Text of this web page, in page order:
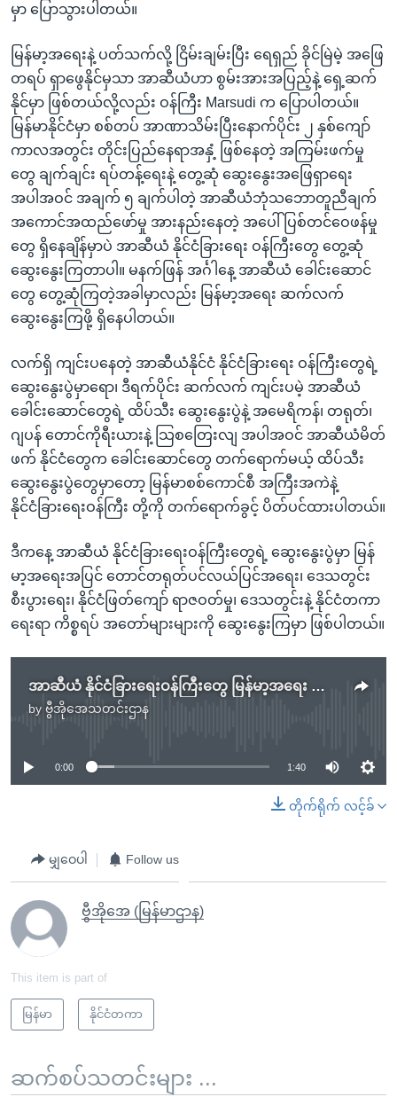
မှာ ပြောသွားပါတယ်။
မြန်မာ့အရေးနဲ့ ပတ်သက်လို့ ငြိမ်းချမ်းပြီး ရေရှည် ခိုင်မြဲမဲ့ အဖြေ
တရပ် ရှာဖွေနိုင်မှသာ အာဆီယံဟာ စွမ်းအားအပြည့်နဲ့ ရှေ့ဆက်
နိုင်မှာ ဖြစ်တယ်လို့လည်း ဝန်ကြီး Marsudi က ပြောပါတယ်။
မြန်မာနိုင်ငံမှာ စစ်တပ် အာဏာသိမ်းပြီးနောက်ပိုင်း ၂ နှစ်ကျော်
ကာလအတွင်း တိုင်းပြည်နေရာအနှံ့ ဖြစ်နေတဲ့ အကြမ်းဖက်မှု
တွေ ချက်ချင်း ရပ်တန့်ရေးနဲ့ တွေ့ဆုံ ဆွေးနွေးအဖြေရှာရေး
အပါအဝင် အချက် ၅ ချက်ပါတဲ့ အာဆီယံဘုံသဘောတူညီချက်
အကောင်အထည်ဖော်မှု အားနည်းနေတဲ့ အပေါ် ပြစ်တင်ဝေဖန်မှု
တွေ ရှိနေချိန်မှာပဲ အာဆီယံ နိုင်ငံခြားရေး ဝန်ကြီးတွေ တွေ့ဆုံ
ဆွေးနွေးကြတာပါ။ မနက်ဖြန် အင်္ဂါနေ့ အာဆီယံ ခေါင်းဆောင်
တွေ တွေ့ဆုံကြတဲ့အခါမှာလည်း မြန်မာ့အရေး ဆက်လက်
ဆွေးနွေးကြဖို့ ရှိနေပါတယ်။
လက်ရှိ ကျင်းပနေတဲ့ အာဆီယံနိုင်ငံ နိုင်ငံခြားရေး ဝန်ကြီးတွေရဲ့
ဆွေးနွေးပွဲမှာရော၊ ဒီရက်ပိုင်း ဆက်လက် ကျင်းပမဲ့ အာဆီယံ
ခေါင်းဆောင်တွေရဲ့ ထိပ်သီး ဆွေးနွေးပွဲနဲ့ အမေရိကန်၊ တရုတ်၊
ဂျပန် တောင်ကိုရီးယားနဲ့ သြစတြေးလျ အပါအဝင် အာဆီယံမိတ်
ဖက် နိုင်ငံတွေက ခေါင်းဆောင်တွေ တက်ရောက်မယ့် ထိပ်သီး
ဆွေးနွေးပွဲတွေမှာတော့ မြန်မာစစ်ကောင်စီ အကြီးအကဲနဲ့
နိုင်ငံခြားရေးဝန်ကြီး တို့ကို တက်ရောက်ခွင့် ပိတ်ပင်ထားပါတယ်။
ဒီကနေ့ အာဆီယံ နိုင်ငံခြားရေးဝန်ကြီးတွေရဲ့ ဆွေးနွေးပွဲမှာ မြန်
မာ့အရေးအပြင် တောင်တရုတ်ပင်လယ်ပြင်အရေး၊ ဒေသတွင်း
စီးပွားရေး၊ နိုင်ငံဖြတ်ကျော် ရာဇဝတ်မှု၊ ဒေသတွင်းနဲ့ နိုင်ငံတကာ
ရေးရာ ကိစ္စရပ် အတော်များများကို ဆွေးနွေးကြမှာ ဖြစ်ပါတယ်။
အာဆီယံ နိုင်ငံခြားရေးဝန်ကြီးတွေ မြန်မာ့အရေး ဆွေးနွေး
by ဗွီအိုအေသတင်းဌာန
No media source currently available
0:00 1:40
တိုက်ရိုက် လင့်ခ်
မျှဝေပါ Follow us
ဗွီအိုအေ (မြန်မာဌာန)
This item is part of
မြန်မာ နိုင်ငံတကာ
ဆက်စပ်သတင်းများ ...